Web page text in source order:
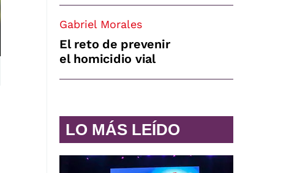
Gabriel Morales
El reto de prevenir
el homicidio vial
LO MÁS LEÍDO